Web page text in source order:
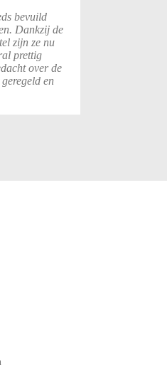
bevuild
Dankzij de
zijn ze nu
prettig
over de
en